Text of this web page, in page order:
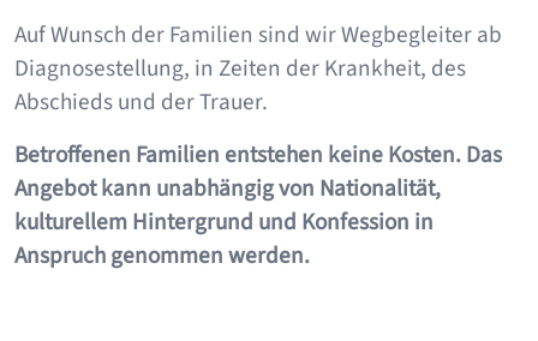
Auf Wunsch der Familien sind wir Wegbegleiter ab
Diagnosestellung, in Zeiten der Krankheit, des
Abschieds und der Trauer.
Betroffenen Familien entstehen keine Kosten. Das
Angebot kann unabhängig von Nationalität,
kulturellem Hintergrund und Konfession in
Anspruch genommen werden.